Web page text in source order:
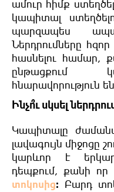
ամուր հիմք
կապիտալ
պարզապես
Ներդրումները
հասնելու համար,
ընթացքում
հնարավորություն
Ինչո՞ւ սկսել
Կապիտալը
լավագույն միջոցը
կարևոր է
դեպքում, քանի որ
տոկոսից։ Բարդ